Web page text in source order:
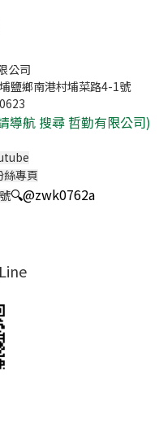
公司
鹽鄉南港村埔菜路4-1號
導航 搜尋 哲勤有限公司)
專頁
🔍@zwk0762a